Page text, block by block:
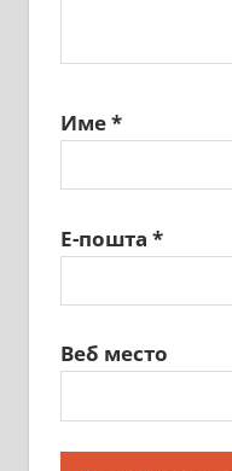
Име*
Е-пошта *
Веб место